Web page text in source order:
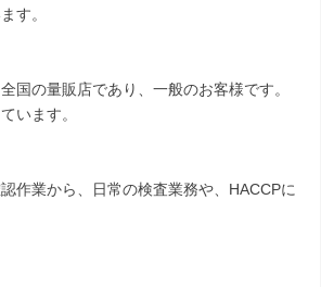
す。
国の量販店であり、一般のお客様です。
います。
作業から、日常の検査業務や、HACCPに